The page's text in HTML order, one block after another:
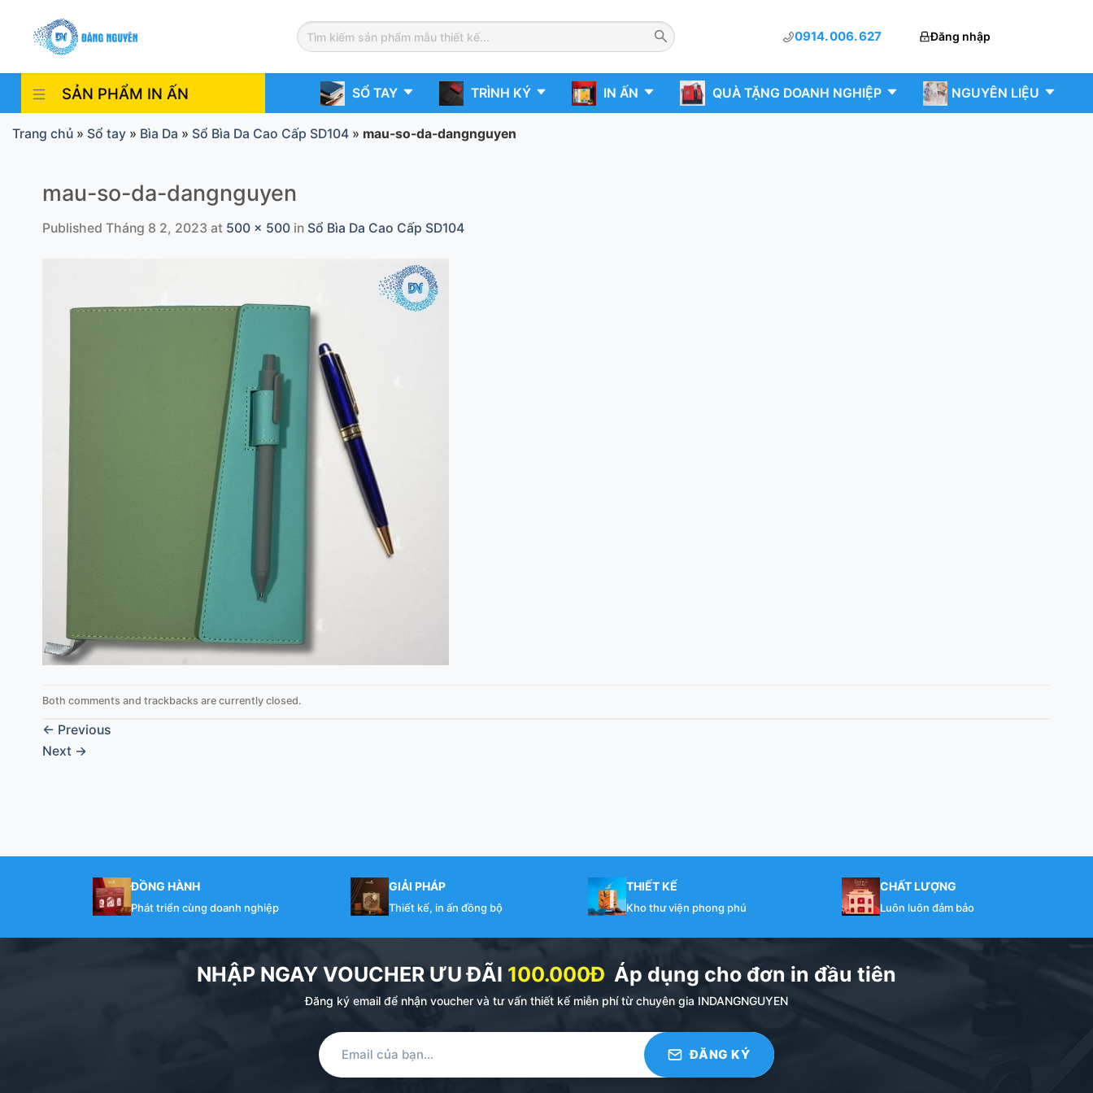
content
0914. 006. 627 Đăng nhập
SẢN PHẨM IN ẤN SỔ TAY TRÌNH KÝ IN ẤN QUÀ TẶNG DOANH NGHIỆP NGUYÊN LIỆU
Trang chủ » Sổ tay » Bìa Da » Sổ Bìa Da Cao Cấp SD104 » mau-so-da-dangnguyen
mau-so-da-dangnguyen
Published Tháng 8 2, 2023 at 500 × 500 in Sổ Bìa Da Cao Cấp SD104
Both comments and trackbacks are currently closed.
← Previous
Next →
ĐỒNG HÀNH
Phát triển cùng doanh nghiệp
GIẢI PHÁP
Thiết kế, in ấn đồng bộ
THIẾT KẾ
Kho thư viện phong phú
CHẤT LƯỢNG
Luôn luôn đảm bảo
NHẬP NGAY VOUCHER ƯU ĐÃI 100.000Đ Áp dụng cho đơn in đầu tiên
Đăng ký email để nhận voucher và tư vấn thiết kế miễn phí từ chuyên gia INDANGNGUYEN